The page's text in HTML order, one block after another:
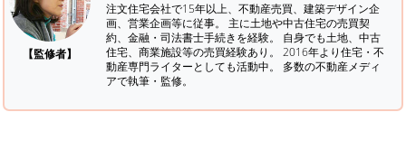
【監修者】
注文住宅会社で15年以上、不動産売買、建築デザイン企
画、営業企画等に従事。 主に土地や中古住宅の売買契
約、金融・司法書士手続きを経験。 自身でも土地、中古
住宅、商業施設等の売買経験あり。 2016年より住宅・不
動産専門ライターとしても活動中。 多数の不動産メディ
アで執筆・監修。